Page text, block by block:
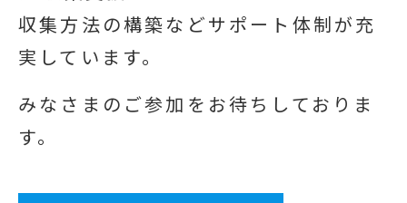
収集方法の構築などサポート体制が充
実しています。
みなさまのご参加をお待ちしておりま
す。